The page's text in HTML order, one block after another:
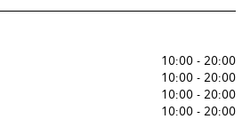
10:00 - 20:00
10:00 - 20:00
10:00 - 20:00
10:00 - 20:00